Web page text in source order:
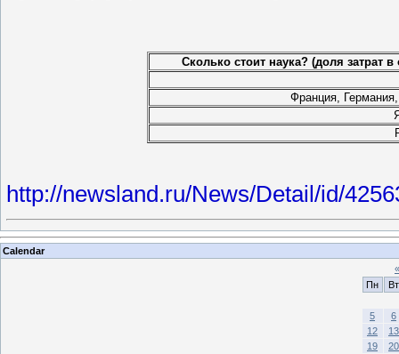
Сколько стоит наука? (доля затрат
Франция,
http://newsland.ru/News/Detail/id/
Calendar
«
Пн
Вт
5
6
12
13
19
20